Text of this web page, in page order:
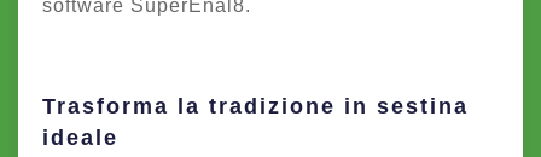
software SuperEnal8.
Trasforma la tradizione in sestina
ideale